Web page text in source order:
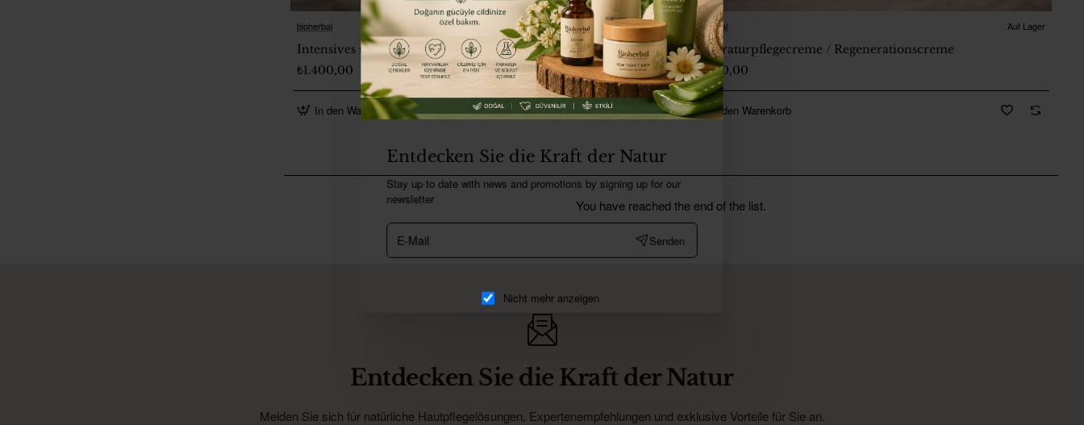
Entdecken Sie die Kraft der Natur
Stay up to date with news and promotions by signing up for our
newsletter
E-
Mail
Senden
Nicht mehr anzeigen
bioherbal Auf Lager
Intensives reparierendes Haut- und Haarpflegeöl
₺1.400,00
In den Warenkorb
🔥 Bestseller
bioherbal Auf Lager
Reparaturpflegecreme / Regenerationscreme
₺1.400,00
In den Warenkorb
You have reached the end of the list.
Entdecken Sie die Kraft der Natur
Melden Sie sich für natürliche Hautpflegelösungen, Expertenempfehlungen und exklusive Vorteile für Sie an.